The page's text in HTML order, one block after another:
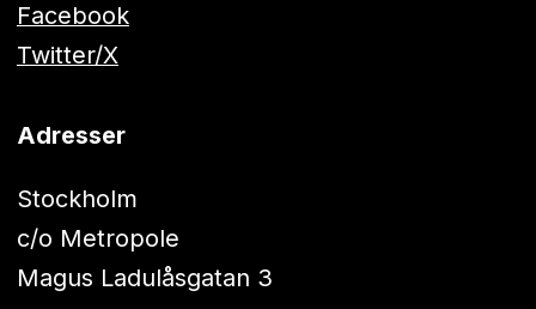
Facebook
Twitter/X
Adresser
Stockholm
c/o Metropole
Magus Ladulåsgatan 3